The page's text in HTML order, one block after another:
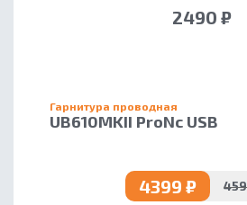
2490 ₽
Гарнитура проводная
UB610MKII ProNс USB
4399 ₽